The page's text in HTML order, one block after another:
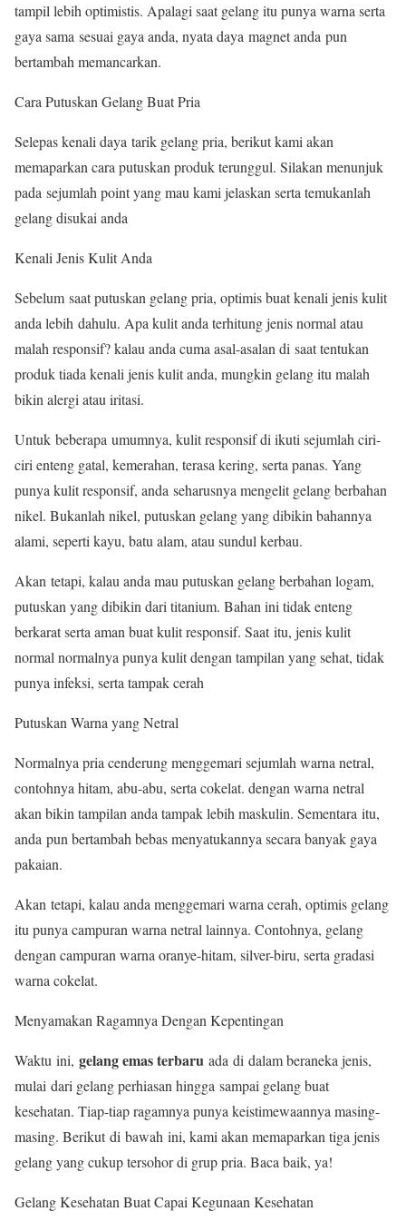
tampil lebih optimistis. Apalagi saat gelang itu punya warna serta
gaya sama sesuai gaya anda, nyata daya magnet anda pun
bertambah memancarkan.
Cara Putuskan Gelang Buat Pria
Selepas kenali daya tarik gelang pria, berikut kami akan
memaparkan cara putuskan produk terunggul. Silakan menunjuk
pada sejumlah point yang mau kami jelaskan serta temukanlah
gelang disukai anda
Kenali Jenis Kulit Anda
Sebelum saat putuskan gelang pria, optimis buat kenali jenis kulit
anda lebih dahulu. Apa kulit anda terhitung jenis normal atau
malah responsif? kalau anda cuma asal-asalan di saat tentukan
produk tiada kenali jenis kulit anda, mungkin gelang itu malah
bikin alergi atau iritasi.
Untuk beberapa umumnya, kulit responsif di ikuti sejumlah ciri-
ciri enteng gatal, kemerahan, terasa kering, serta panas. Yang
punya kulit responsif, anda seharusnya mengelit gelang berbahan
nikel. Bukanlah nikel, putuskan gelang yang dibikin bahannya
alami, seperti kayu, batu alam, atau sundul kerbau.
Akan tetapi, kalau anda mau putuskan gelang berbahan logam,
putuskan yang dibikin dari titanium. Bahan ini tidak enteng
berkarat serta aman buat kulit responsif. Saat itu, jenis kulit
normal normalnya punya kulit dengan tampilan yang sehat, tidak
punya infeksi, serta tampak cerah
Putuskan Warna yang Netral
Normalnya pria cenderung menggemari sejumlah warna netral,
contohnya hitam, abu-abu, serta cokelat. dengan warna netral
akan bikin tampilan anda tampak lebih maskulin. Sementara itu,
anda pun bertambah bebas menyatukannya secara banyak gaya
pakaian.
Akan tetapi, kalau anda menggemari warna cerah, optimis gelang
itu punya campuran warna netral lainnya. Contohnya, gelang
dengan campuran warna oranye-hitam, silver-biru, serta gradasi
warna cokelat.
Menyamakan Ragamnya Dengan Kepentingan
Waktu ini, gelang emas terbaru ada di dalam beraneka jenis,
mulai dari gelang perhiasan hingga sampai gelang buat
kesehatan. Tiap-tiap ragamnya punya keistimewaannya masing-
masing. Berikut di bawah ini, kami akan memaparkan tiga jenis
gelang yang cukup tersohor di grup pria. Baca baik, ya!
Gelang Kesehatan Buat Capai Kegunaan Kesehatan